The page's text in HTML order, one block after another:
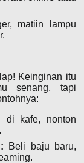
matiin lampu
Keinginan itu
senang, tapi
di kafe, nonton
Beli baju baru,